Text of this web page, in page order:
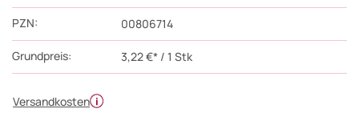
Versandkosten
PZN: 00806714
Grundpreis: 3,22 €* / 1 Stk